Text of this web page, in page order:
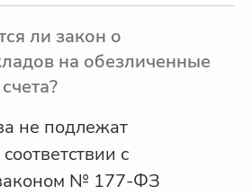
ли закон о
на обезличенные
не подлежат
с
№ 177-ФЗ